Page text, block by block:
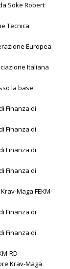
Soke Robert
Tecnica
Europea
Italiana
la base
Finanza di
Finanza di
Finanza di
Finanza di
Maga FEKM-
Finanza di
Finanza di
RD
Krav-Maga